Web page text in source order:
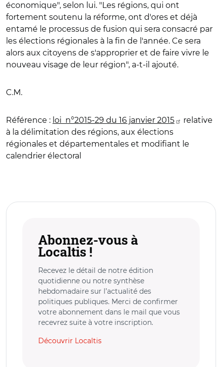
économique", selon lui. "Les régions, qui ont
fortement soutenu la réforme, ont d'ores et déjà
entamé le processus de fusion qui sera consacré par
les élections régionales à la fin de l'année. Ce sera
alors aux citoyens de s'approprier et de faire vivre le
nouveau visage de leur région", a-t-il ajouté.
C.M.
Référence : loi n°2015-29 du 16 janvier 2015
relative
à la délimitation des régions, aux élections
régionales et départementales et modifiant le
calendrier électoral
Abonnez-vous à
Localtis !
Recevez le détail de notre édition
quotidienne ou notre synthèse
hebdomadaire sur l’actualité des
politiques publiques. Merci de confirmer
votre abonnement dans le mail que vous
recevrez suite à votre inscription.
Découvrir Localtis